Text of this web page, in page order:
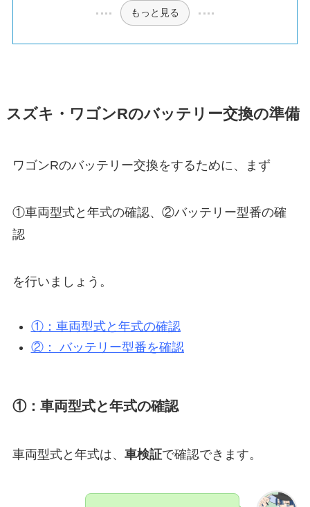
もっと見る
スズキ・ワゴンRのバッテリー交換の準備
ワゴンRのバッテリー交換をするために、まず
①車両型式と年式の確認、②バッテリー型番の確
認
を行いましょう。
①：車両型式と年式の確認
②： バッテリー型番を確認
①：車両型式と年式の確認
車両型式と年式は、 車検証で確認できます。